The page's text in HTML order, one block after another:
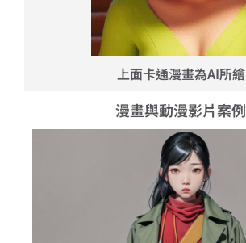
上面卡通漫畫為AI所繪
漫畫與動漫影片案例